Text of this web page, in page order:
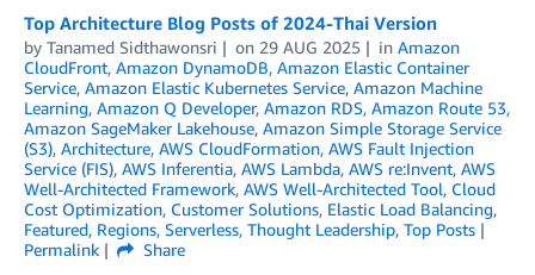
Top Architecture Blog Posts of 2024-Thai Version
by Tanamed Sidthawonsri on 29 AUG 2025 in Amazon
CloudFront, Amazon DynamoDB, Amazon Elastic Container
Service, Amazon Elastic Kubernetes Service, Amazon Machine
Learning, Amazon Q Developer, Amazon RDS, Amazon Route 53,
Amazon SageMaker Lakehouse, Amazon Simple Storage Service
(S3), Architecture, AWS CloudFormation, AWS Fault Injection
Service (FIS), AWS Inferentia, AWS Lambda, AWS re:Invent, AWS
Well-Architected Framework, AWS Well-Architected Tool, Cloud
Cost Optimization, Customer Solutions, Elastic Load Balancing,
Featured, Regions, Serverless, Thought Leadership, Top Posts
Permalink
Share